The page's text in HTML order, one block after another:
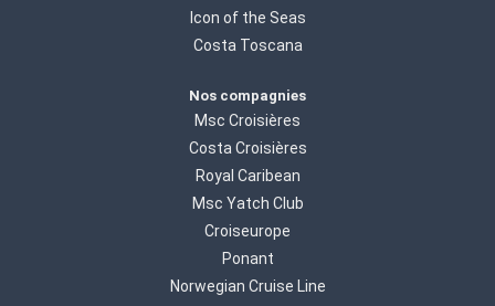
Icon of the Seas
Costa Toscana
Nos compagnies
Msc Croisières
Costa Croisières
Royal Caribean
Msc Yatch Club
Croiseurope
Ponant
Norwegian Cruise Line